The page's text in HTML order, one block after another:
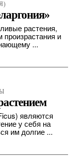
растения,
и
...
являются
у себя на
им долгие ...